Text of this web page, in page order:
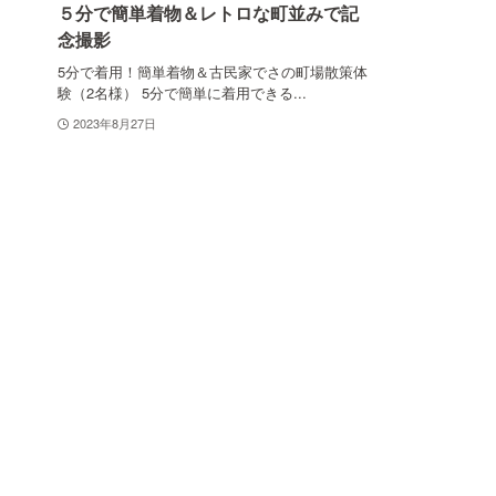
５分で簡単着物＆レトロな町並みで記
念撮影
5分で着用！簡単着物＆古民家でさの町場散策体
験（2名様） 5分で簡単に着用できる...
2023年8月27日